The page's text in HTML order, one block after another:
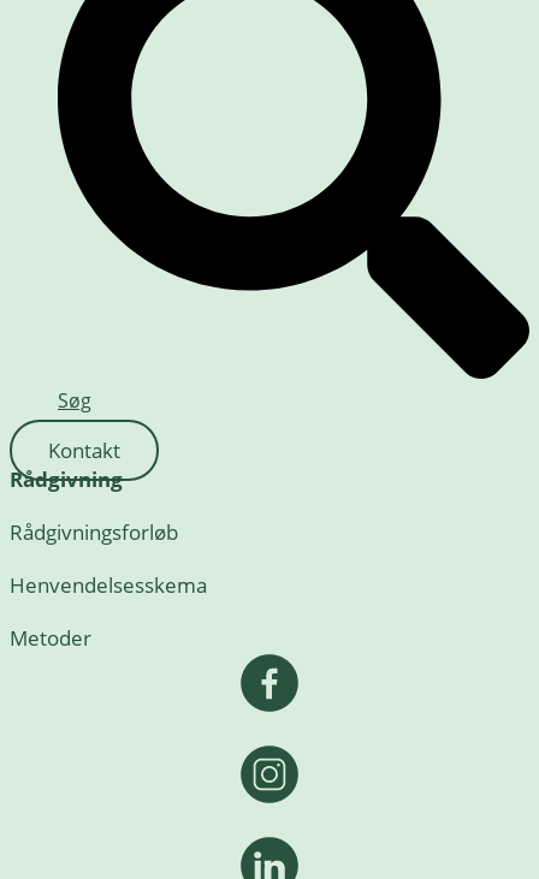
Søg
Kontakt
Rådgivning
Rådgivningsforløb
Henvendelsesskema
Metoder